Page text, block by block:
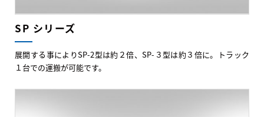
SP シリーズ
展開する事によりSP-2型は約２倍、SP-３型は約３倍に。トラック
１台での運搬が可能です。